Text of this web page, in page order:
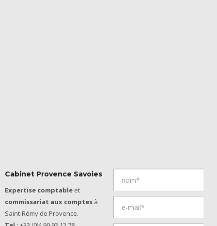
Cabinet Provence Savoies
Expertise comptable et
commissariat aux comptes à
Saint-Rémy de Provence.